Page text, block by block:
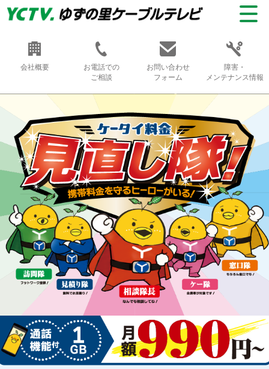
会社概要
お電話での
ご相談
お問い合わせ
フォーム
障害・
メンテナンス情報